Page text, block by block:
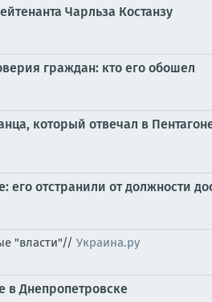
Чарльза Костанзу
граждан: кто его обошел
который отвечал в
отстранили от должности
"власти"// Украина.ру
в Днепропетровске